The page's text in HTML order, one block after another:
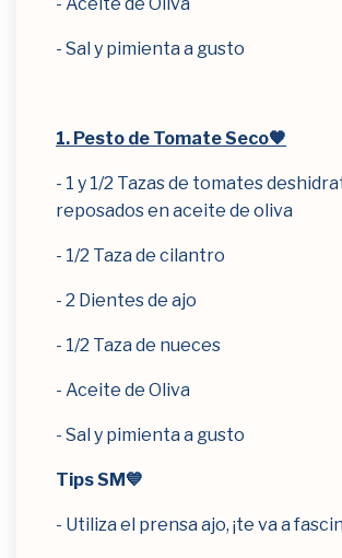
- Sal y pimienta a gusto
1. Pesto de Tomate Seco🧡
- 1 y 1/2 Tazas de tomates
reposados en aceite de oliva
- 1/2 Taza de cilantro
- 2 Dientes de ajo
- 1/2 Taza de nueces
- Aceite de Oliva
- Sal y pimienta a gusto
Tips SM💙
- Utiliza el prensa ajo, ¡te va a